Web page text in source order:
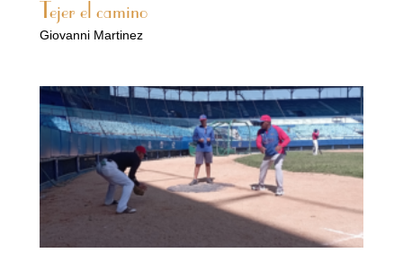
Tejer el camino
Giovanni Martinez